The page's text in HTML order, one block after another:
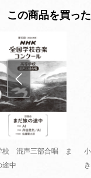
この商品を買っ
校 混声三部合唱 ま
途中